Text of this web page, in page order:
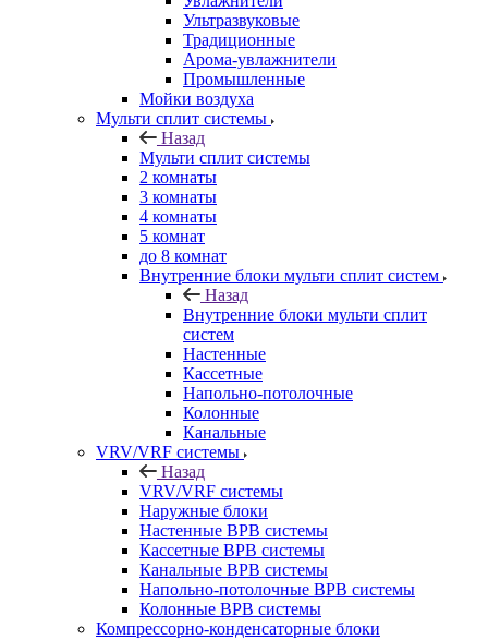
Ультразвуковые
Традиционные
Арома-увлажнители
Промышленные
Мойки воздуха
Мульти сплит системы
Назад
Мульти сплит системы
2 комнаты
3 комнаты
4 комнаты
5 комнат
до 8 комнат
Внутренние блоки мульти сплит систем
Назад
Внутренние блоки мульти сплит
систем
Настенные
Кассетные
Напольно-потолочные
Колонные
Канальные
VRV/VRF системы
Назад
VRV/VRF системы
Наружные блоки
Настенные ВРВ системы
Кассетные ВРВ системы
Канальные ВРВ системы
Напольно-потолочные ВРВ системы
Колонные ВРВ системы
Компрессорно-конденсаторные блоки